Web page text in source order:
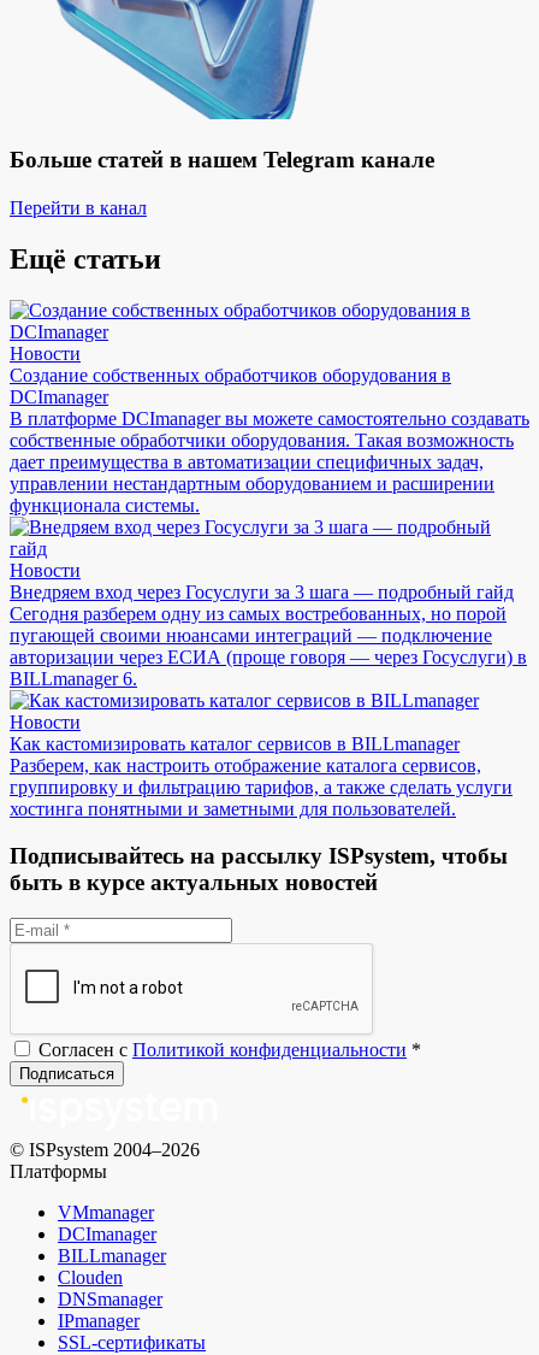
Больше статей в нашем Telegram канале
Перейти в канал
Ещё статьи
Новости
Создание собственных обработчиков оборудования в
DCImanager
В платформе DCImanager вы можете самостоятельно создавать
собственные обработчики оборудования. Такая возможность
дает преимущества в автоматизации специфичных задач,
управлении нестандартным оборудованием и расширении
функционала системы.
Новости
Внедряем вход через Госуслуги за 3 шага — подробный гайд
Сегодня разберем одну из самых востребованных, но порой
пугающей своими нюансами интеграций — подключение
авторизации через ЕСИА (проще говоря — через Госуслуги) в
BILLmanager 6.
Новости
Как кастомизировать каталог сервисов в BILLmanager
Разберем, как настроить отображение каталога сервисов,
группировку и фильтрацию тарифов, а также сделать услуги
хостинга понятными и заметными для пользователей.
Подписывайтесь на рассылку ISPsystem, чтобы
быть в курсе актуальных новостей
Согласен с Политикой конфиденциальности *
Подписаться
© ISPsystem 2004–2026
Платформы
VMmanager
DCImanager
BILLmanager
Clouden
DNSmanager
IPmanager
SSL-сертификаты